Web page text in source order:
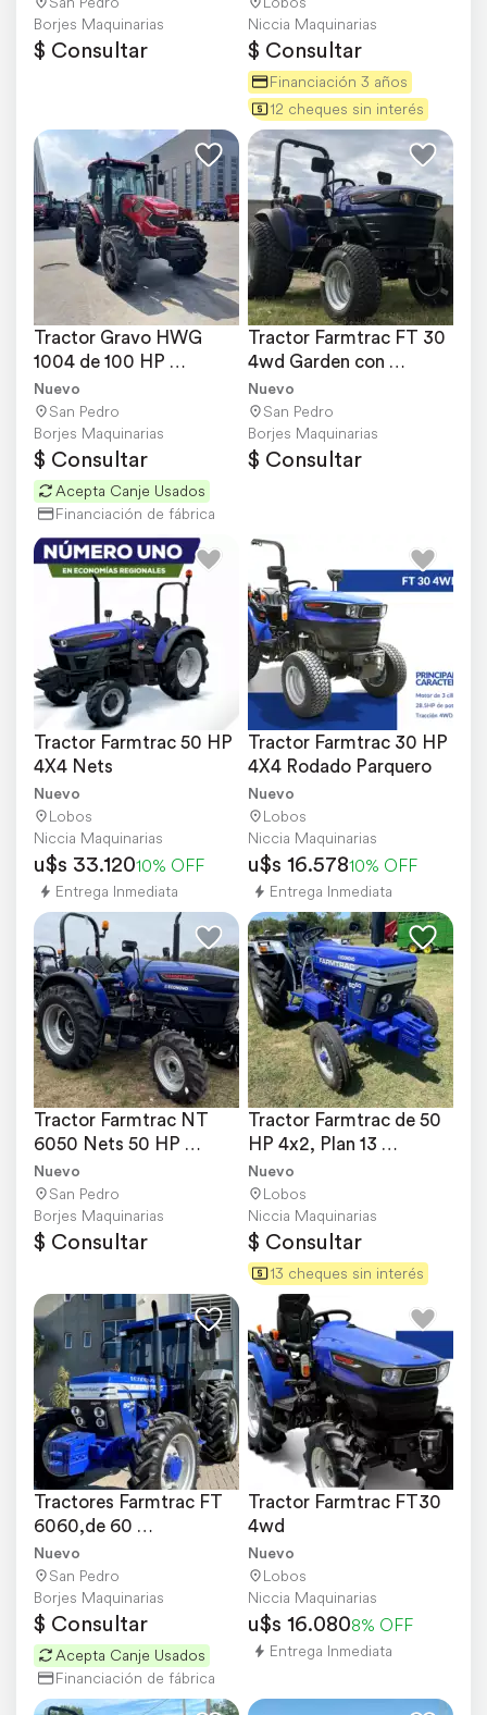
Borjes Maquinarias
$ Consultar
Niccia Maquinarias
$ Consultar
Financiación 3 años
12 cheques sin interés
Tractor Gravo HWG
1004 de 100 HP
Agrícolas Doble
Tracción
Nuevo
San Pedro
Borjes Maquinarias
$ Consultar
Acepta Canje Usados
Financiación de fábrica
Tractor Farmtrac FT 30
4wd Garden con
Cubiertas Turd
Nuevo
San Pedro
Borjes Maquinarias
$ Consultar
Tractor Farmtrac 50 HP
4X4 Nets
Nuevo
Lobos
Niccia Maquinarias
u$s 33.12010% OFF
Entrega Inmediata
Tractor Farmtrac 30 HP
4X4 Rodado Parquero
Nuevo
Lobos
Niccia Maquinarias
u$s 16.57810% OFF
Entrega Inmediata
Tractor Farmtrac NT
6050 Nets 50 HP
Agricolas Compacto
Nuevo
San Pedro
Borjes Maquinarias
$ Consultar
Tractor Farmtrac de 50
HP 4x2, Plan 13
Cheques
Nuevo
Lobos
Niccia Maquinarias
$ Consultar
13 cheques sin interés
Tractores Farmtrac FT
6060,de 60
Hp,agricolas,doble
Tracción
Nuevo
San Pedro
Borjes Maquinarias
$ Consultar
Acepta Canje Usados
Financiación de fábrica
Tractor Farmtrac FT30
4wd
Nuevo
Lobos
Niccia Maquinarias
u$s 16.0808% OFF
Entrega Inmediata